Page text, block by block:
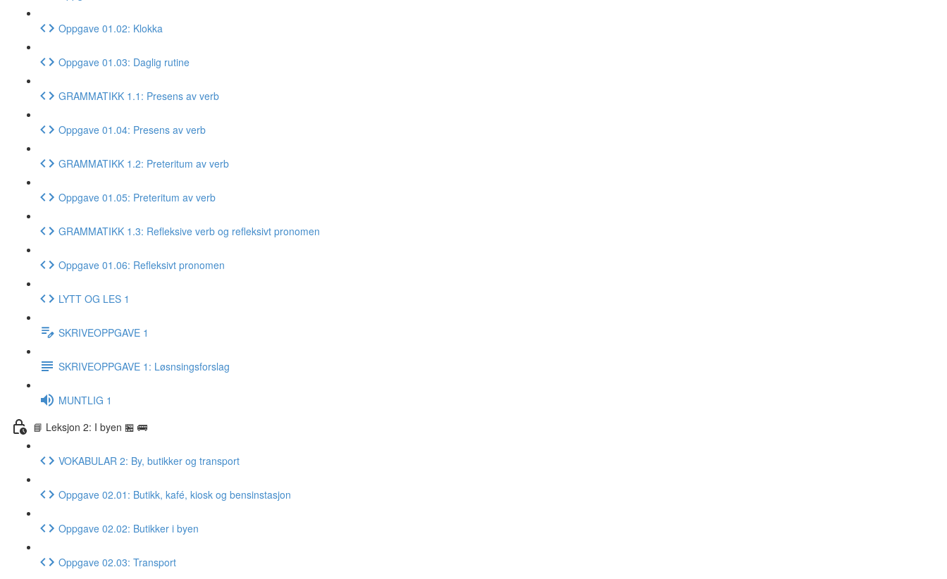
Oppgave 01.02: Klokka
Oppgave 01.03: Daglig rutine
GRAMMATIKK 1.1: Presens av verb
Oppgave 01.04: Presens av verb
GRAMMATIKK 1.2: Preteritum av verb
Oppgave 01.05: Preteritum av verb
GRAMMATIKK 1.3: Refleksive verb og refleksivt pronomen
Oppgave 01.06: Refleksivt pronomen
LYTT OG LES 1
SKRIVEOPPGAVE 1
SKRIVEOPPGAVE 1: Løsnsingsforslag
MUNTLIG 1
📘 Leksjon 2: I byen 🏪 🚌
VOKABULAR 2: By, butikker og transport
Oppgave 02.01: Butikk, kafé, kiosk og bensinstasjon
Oppgave 02.02: Butikker i byen
Oppgave 02.03: Transport